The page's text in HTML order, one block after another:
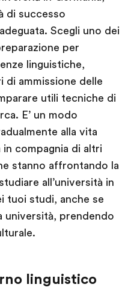
di successo
Scegli uno dei
per
linguistiche,
di ammissione delle
utili tecniche di
E’ un modo
alla vita
in compagnia di altri
stanno affrontando la
all’università in
tuoi studi, anche se
università, prendendo
linguistico